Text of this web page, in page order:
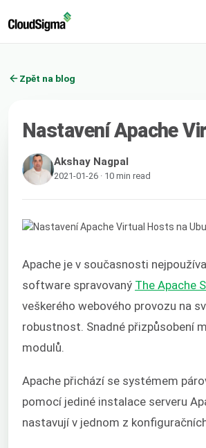
Zpět na blog
Nastavení Apache
Akshay Nagpal
2021-01-26 · 10 min read
Apache je v současnosti
software spravovaný The Apache
veškerého webového provozu na
robustnost. Snadné přizpůsobení
modulů.
Apache přichází se systémem
pomocí jediné instalace serveru
nastavují v jednom z